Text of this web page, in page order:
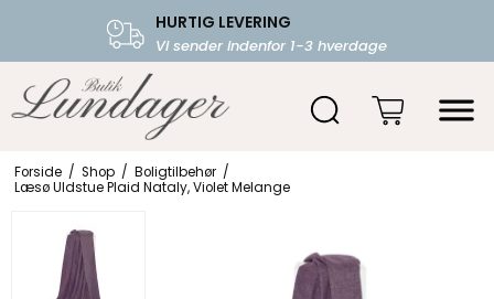
HURTIG LEVERING
Vi sender indenfor 1-3 hverdage
FRI FRAGT OVER 599.-
Starter fra 39,-
Forside / Shop / Boligtilbehør /
Læsø Uldstue Plaid Nataly, Violet Melange